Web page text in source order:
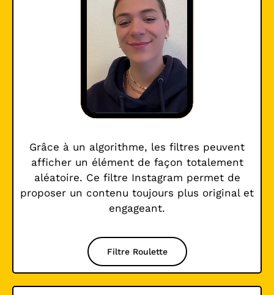
Grâce à un algorithme, les filtres peuvent
afficher un élément de façon totalement
aléatoire. Ce filtre Instagram permet de
proposer un contenu toujours plus original et
engageant.
Filtre Roulette